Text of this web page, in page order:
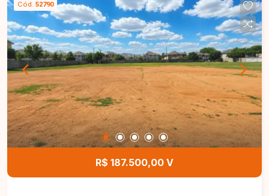
Cód. 52790
R$ 187.500,00 V